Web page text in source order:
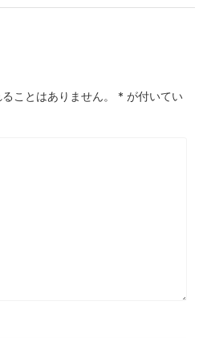
ことはありません。 * が付いてい